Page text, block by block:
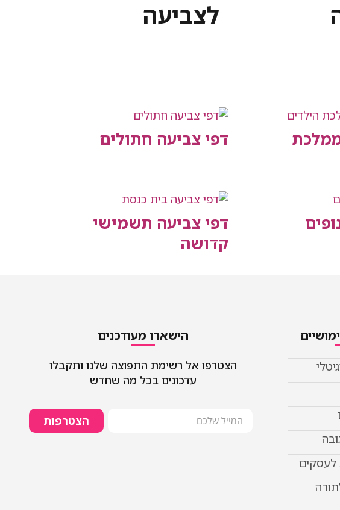
לצביעה
דפי צביעה חתולים
דפי צביעה תשמישי
קדושה
לעסקים
הישארו מעודכנים
הצטרפו אל רשימת התפוצה שלנו ותקבלו
עדכונים בכל מה שחדש
הצטרפות